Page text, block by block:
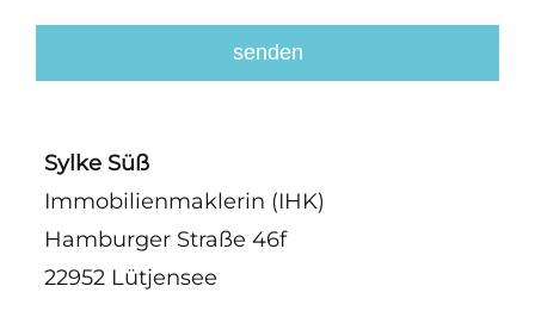
senden
field
should
be
left
blank
Sylke Süß
Immobilienmaklerin (IHK)
Hamburger Straße 46f
22952 Lütjensee